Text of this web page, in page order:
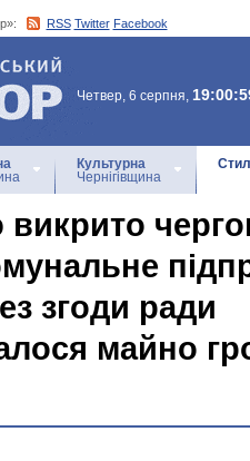
RSS Twitter Facebook
Четвер, 6 серпня,
Культурна
Чернігівщина
згоди ради
майно